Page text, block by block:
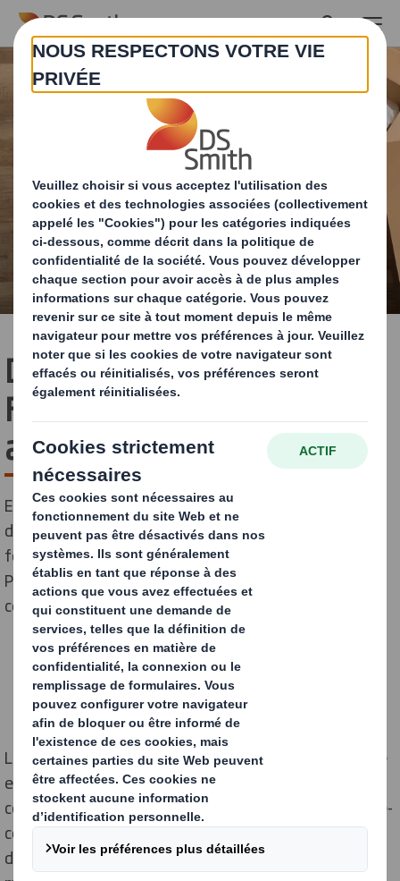
Skip to main content
DS Smith Packaging
France devient membre
associé de la FEVAD
En tant que leader français de solutions d’emballages
durables en carton recyclable à 100 % et principal
fournisseur des acteurs du e-commerce, DS Smith
Packaging France a le plaisir d’annoncer sa nouvelle
collaboration avec la FEVAD.
La Fédération du e-commerce et de la vente à distance
est le 1 erréseau des e-commerçants en France. Elle y
compte plus de 600 entreprises membres acteurs du e-
commerce et permet de faire avancer les métiers du
digital, d’apporter de nombreuses informations sur le